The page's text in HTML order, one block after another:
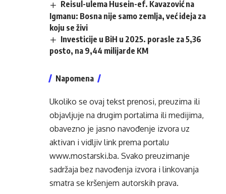
Reisul-ulema Husein-ef. Kavazović na
Igmanu: Bosna nije samo zemlja, već ideja za
koju se živi
Investicije u BiH u 2025. porasle za 5,36
posto, na 9,44 milijarde KM
Napomena
Ukoliko se ovaj tekst prenosi, preuzima ili
objavljuje na drugim portalima ili medijima,
obavezno je jasno navođenje izvora uz
aktivan i vidljiv link prema portalu
www.mostarski.ba. Svako preuzimanje
sadržaja bez navođenja izvora i linkovanja
smatra se kršenjem autorskih prava.